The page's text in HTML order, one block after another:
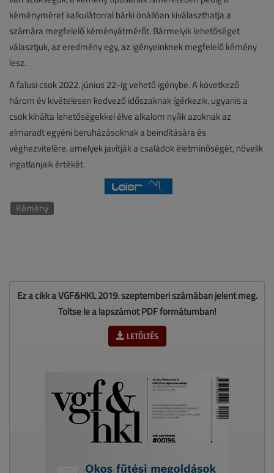
kéményméret kalkulátorral bárki önállóan kiválaszthatja a
számára megfelelő kéményátmérőt. Bármelyik lehetőséget
választjuk, az eredmény egy, az igényeinknek megfelelő kémény
lesz.
A falusi csok 2022. június 22-ig vehető igénybe. A következő
három év kivételesen kedvező időszaknak ígérkezik, ugyanis a
csok kínálta lehetőségekkel élve alkalom nyílik azoknak az
elmaradt egyéni beruházásoknak a beindítására és
véghezvitelére, amelyek javítják a családok életminőségét, növelik
ingatlanjaik értékét.
Kémény
Ez a cikk a VGF&HKL 2019. szeptemberi számában jelent meg.
Töltse le a lapszámot PDF formátumban!
LETÖLTÉS